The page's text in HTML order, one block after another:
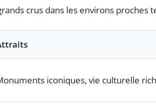
crus dans les environs proches
iconiques, vie culturelle